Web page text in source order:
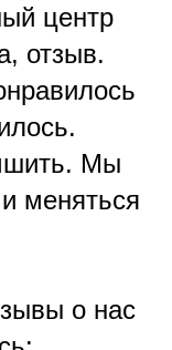
центр
отзыв.
Мы
меняться
о нас